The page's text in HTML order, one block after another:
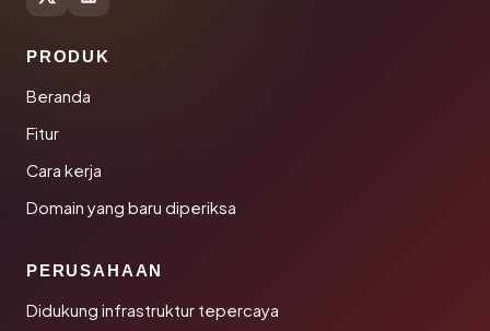
PRODUK
Beranda
Fitur
Cara kerja
Domain yang baru diperiksa
PERUSAHAAN
Didukung infrastruktur tepercaya